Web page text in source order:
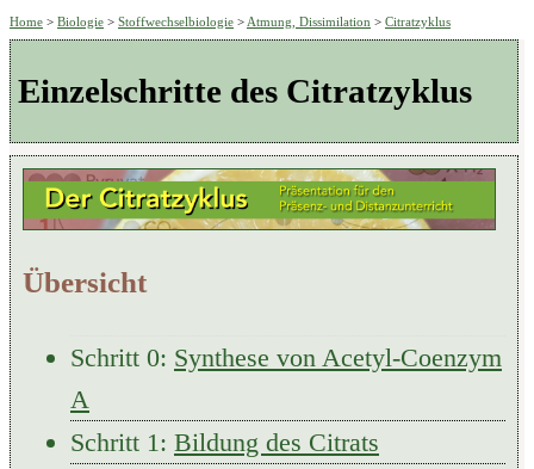
Home > Biologie > Stoffwechselbiologie > Atmung, Dissimilation > Citratzyklus
Einzelschritte des Citratzyklus
Übersicht
Schritt 0: Synthese von Acetyl-Coenzym
A
Schritt 1: Bildung des Citrats